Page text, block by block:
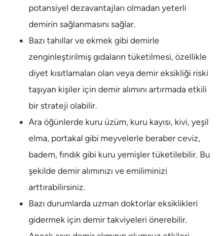
potansiyel dezavantajları olmadan yeterli
demirin sağlanmasını sağlar.
Bazı tahıllar ve ekmek gibi demirle
zenginleştirilmiş gıdaların tüketilmesi, özellikle
diyet kısıtlamaları olan veya demir eksikliği riski
taşıyan kişiler için demir alımını artırmada etkili
bir strateji olabilir.
Ara öğünlerde kuru üzüm, kuru kayısı, kivi, yeşil
elma, portakal gibi meyvelerle beraber ceviz,
badem, fındık gibi kuru yemişler tüketilebilir. Bu
şekilde demir alımınızı ve emiliminizi
arttırabilirsiniz.
Bazı durumlarda uzman doktorlar eksiklikleri
gidermek için demir takviyeleri önerebilir.